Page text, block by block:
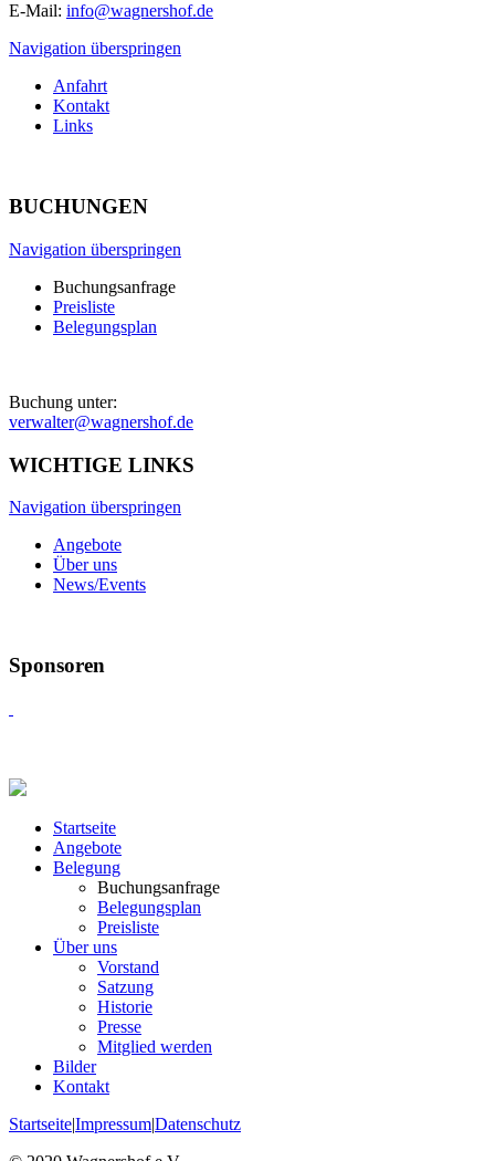
E-Mail: info@wagnershof.de
Navigation überspringen
Anfahrt
Kontakt
Links
BUCHUNGEN
Navigation überspringen
Buchungsanfrage
Preisliste
Belegungsplan
Buchung unter:
verwalter@wagnershof.de
WICHTIGE LINKS
Navigation überspringen
Angebote
Über uns
News/Events
Sponsoren
Startseite
Angebote
Belegung
Buchungsanfrage
Belegungsplan
Preisliste
Über uns
Vorstand
Satzung
Historie
Presse
Mitglied werden
Bilder
Kontakt
Startseite|Impressum|Datenschutz